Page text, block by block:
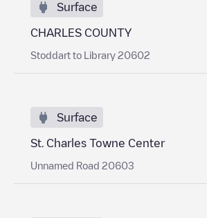
Surface
CHARLES COUNTY
Stoddart to Library 20602
Surface
St. Charles Towne Center
Unnamed Road 20603